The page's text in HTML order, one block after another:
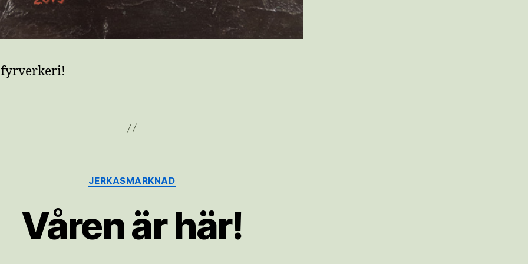
Kategorier
JERKASMARKNAD
Våren är här!